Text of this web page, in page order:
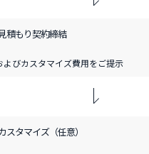
積もり契約締結
よびカスタマイズ費用をご提示
スタマイズ（任意）